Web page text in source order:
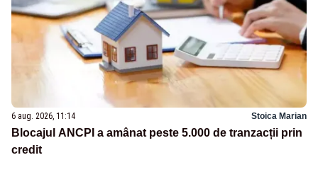
6 aug. 2026, 11:14 Stoica Marian
Blocajul ANCPI a amânat peste 5.000 de tranzacții prin
credit